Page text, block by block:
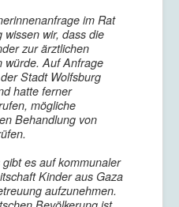
im Rat
wir, dass die
zur ärztlichen
würde. Auf Anfrage
Stadt Wolfsburg
hatte ferner
mögliche
Behandlung von
es auf kommunaler
Kinder aus Gaza
aufzunehmen.